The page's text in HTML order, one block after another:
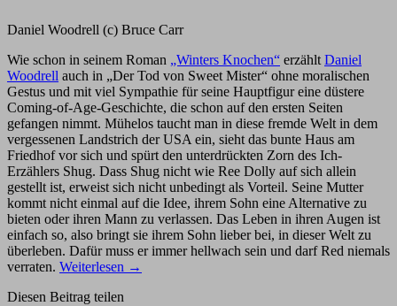
Daniel Woodrell (c) Bruce Carr
Wie schon in seinem Roman „Winters Knochen“ erzählt Daniel
Woodrell auch in „Der Tod von Sweet Mister“ ohne moralischen
Gestus und mit viel Sympathie für seine Hauptfigur eine düstere
Coming-of-Age-Geschichte, die schon auf den ersten Seiten
gefangen nimmt. Mühelos taucht man in diese fremde Welt in dem
vergessenen Landstrich der USA ein, sieht das bunte Haus am
Friedhof vor sich und spürt den unterdrückten Zorn des Ich-
Erzählers Shug. Dass Shug nicht wie Ree Dolly auf sich allein
gestellt ist, erweist sich nicht unbedingt als Vorteil. Seine Mutter
kommt nicht einmal auf die Idee, ihrem Sohn eine Alternative zu
bieten oder ihren Mann zu verlassen. Das Leben in ihren Augen ist
einfach so, also bringt sie ihrem Sohn lieber bei, in dieser Welt zu
überleben. Dafür muss er immer hellwach sein und darf Red niemals
verraten. Weiterlesen →
Diesen Beitrag teilen